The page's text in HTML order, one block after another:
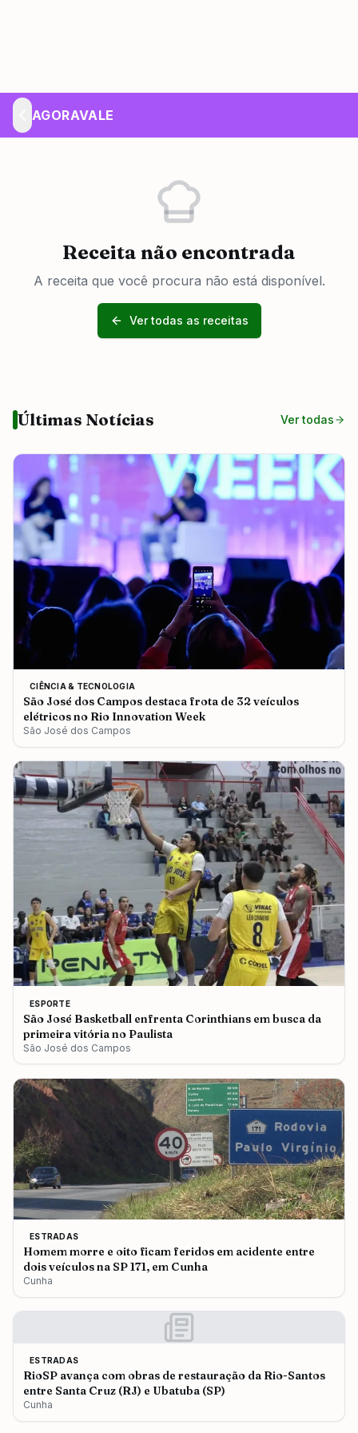
AGORAVALE
Receita não encontrada
A receita que você procura não está disponível.
Ver todas as receitas
Últimas Notícias Ver todas
CIÊNCIA & TECNOLOGIA
São José dos Campos destaca frota de 32 veículos
elétricos no Rio Innovation Week
São José dos Campos
ESPORTE
São José Basketball enfrenta Corinthians em busca da
primeira vitória no Paulista
São José dos Campos
ESTRADAS
Homem morre e oito ficam feridos em acidente entre
dois veículos na SP 171, em Cunha
Cunha
ESTRADAS
RioSP avança com obras de restauração da Rio-Santos
entre Santa Cruz (RJ) e Ubatuba (SP)
Cunha